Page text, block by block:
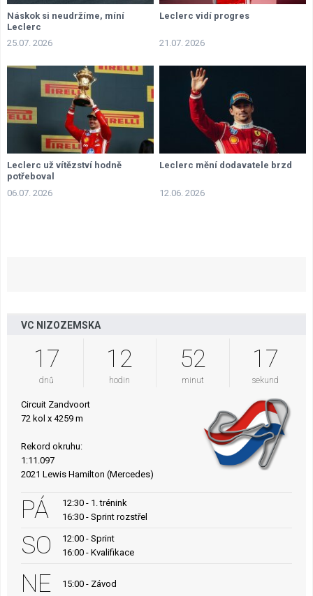
Náskok si neudržíme, míní
Leclerc
25.07. 2026
Leclerc vidí progres
21.07. 2026
Leclerc už vítězství hodně
potřeboval
06.07. 2026
Leclerc mění dodavatele brzd
12.06. 2026
VC NIZOZEMSKA
17
dnů
12
hodin
52
minut
16
sekund
Circuit Zandvoort
72 kol x 4259 m
Rekord okruhu:
1:11.097
2021 Lewis Hamilton (Mercedes)
PÁ
12:30 - 1. trénink
16:30 - Sprint rozstřel
SO
12:00 - Sprint
16:00 - Kvalifikace
NE 15:00 - Závod